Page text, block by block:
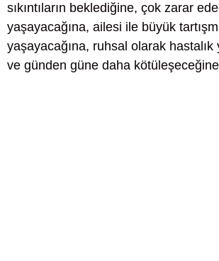
sıkıntıların beklediğine, çok zarar
yaşayacağına, ailesi ile büyük
yaşayacağına, ruhsal olarak hastalık
ve günden güne daha